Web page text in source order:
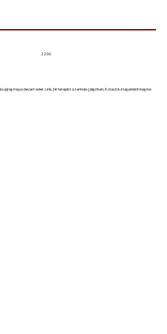
22:00
uğraşmaya devam eder. Link, bir terapist üzerinde çalışırken, Koracick stajyerlerin başına